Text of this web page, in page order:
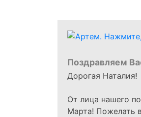
Поздравляем
Дорогая Наталия!
От лица нашего
Марта! Пожелать